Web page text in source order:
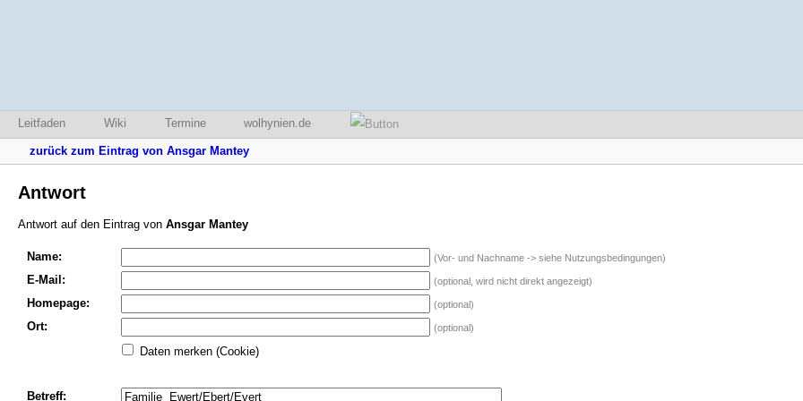
Leitfaden Wiki Termine wolhynien.de
zurück zum Eintrag von Ansgar Mantey
Antwort
Antwort auf den Eintrag von Ansgar Mantey
Name: (Vor- und Nachname -> siehe Nutzungsbedingungen)
E-Mail: (optional, wird nicht direkt angezeigt)
Homepage: (optional)
Ort: (optional)
Daten merken (Cookie)
Betreff: